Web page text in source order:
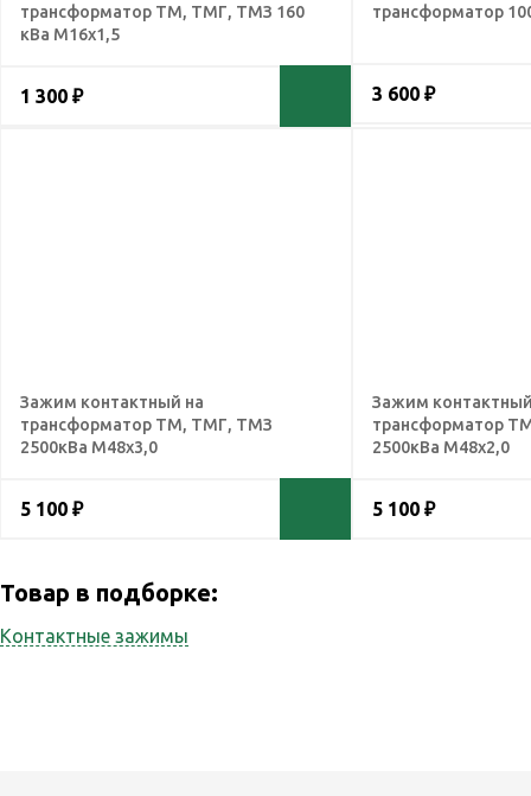
трансформатор ТМ, ТМГ, ТМЗ 160
кВа М16х1,5
1 300 ₽
трансформатор
3 600 ₽
Зажим контактный на
трансформатор ТМ, ТМГ, ТМЗ
2500кВа М48х3,0
5 100 ₽
Зажим
трансформатор
2500кВа М48х2,0
5 100 ₽
Товар в подборке:
Контактные зажимы